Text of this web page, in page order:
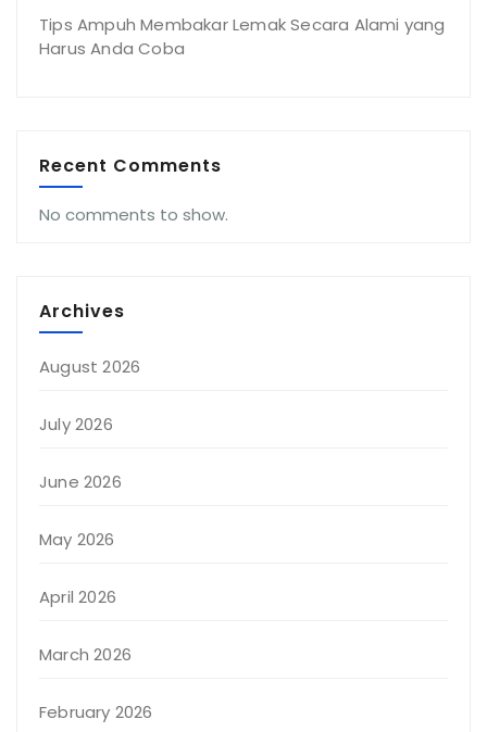
Tips Ampuh Membakar Lemak Secara Alami yang
Harus Anda Coba
Recent Comments
No comments to show.
Archives
August 2026
July 2026
June 2026
May 2026
April 2026
March 2026
February 2026